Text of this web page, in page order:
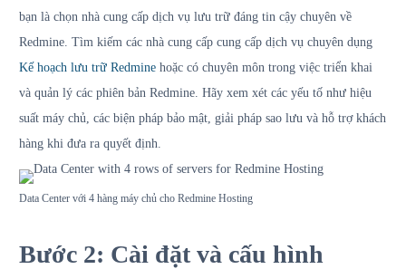
bạn là chọn nhà cung cấp dịch vụ lưu trữ đáng tin cậy chuyên về
Redmine. Tìm kiếm các nhà cung cấp cung cấp dịch vụ chuyên dụng
Kế hoạch lưu trữ Redmine hoặc có chuyên môn trong việc triển khai
và quản lý các phiên bản Redmine. Hãy xem xét các yếu tố như hiệu
suất máy chủ, các biện pháp bảo mật, giải pháp sao lưu và hỗ trợ khách
hàng khi đưa ra quyết định.
Data Center với 4 hàng máy chủ cho Redmine Hosting
Bước 2: Cài đặt và cấu hình